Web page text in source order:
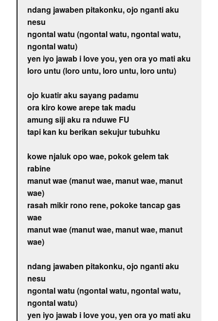
ndang jawaben pitakonku, ojo nganti aku
nesu
ngontal watu (ngontal watu, ngontal watu,
ngontal watu)
yen iyo jawab i love you, yen ora yo mati aku
loro untu (loro untu, loro untu, loro untu)
ojo kuatir aku sayang padamu
ora kiro kowe arepe tak madu
amung siji aku ra nduwe FU
tapi kan ku berikan sekujur tubuhku
kowe njaluk opo wae, pokok gelem tak
rabine
manut wae (manut wae, manut wae, manut
wae)
rasah mikir rono rene, pokoke tancap gas
wae
manut wae (manut wae, manut wae, manut
wae)
ndang jawaben pitakonku, ojo nganti aku
nesu
ngontal watu (ngontal watu, ngontal watu,
ngontal watu)
yen iyo jawab i love you, yen ora yo mati aku